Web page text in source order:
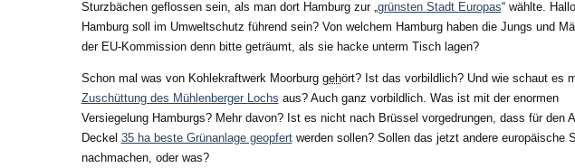
Sturzbächen geflossen sein, als man dort Hamburg zur „grünsten Stadt Europas“ wählte.
Hamburg soll im Umweltschutz führend sein? Von welchem Hamburg haben die Jungs und
der EU-Kommission denn bitte geträumt, als sie hacke unterm Tisch lagen?
Schon mal was von Kohlekraftwerk Moorburg gehört? Ist das vorbildlich? Und wie schaut es
Zuschüttung des Mühlenberger Lochs aus? Auch ganz vorbildlich. Was ist mit der enormen
Versiegelung Hamburgs? Mehr davon? Ist es nicht nach Brüssel vorgedrungen, dass für den
Deckel 35 ha beste Grünanlage geopfertwerden sollen? Sollen das jetzt andere europäische
nachmachen, oder was?